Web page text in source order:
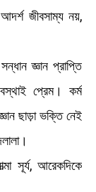
আদর্শ জীবসাম্য নয়,
জ্ঞান প্রাপ্তি
প্রেম। কর্ম
ছাড়া ভক্তি নেই
সূর্য, আরেকদিকে